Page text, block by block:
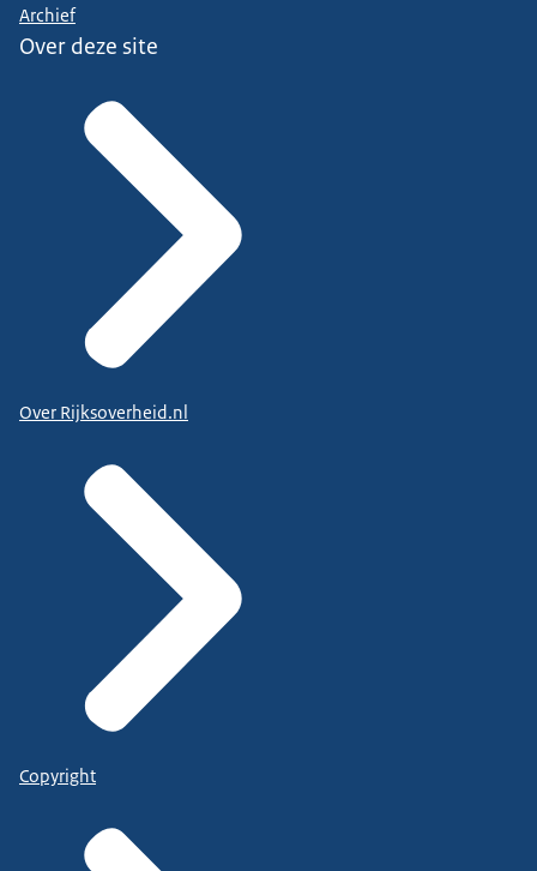
Archief
Over deze site
Over Rijksoverheid.nl
Copyright